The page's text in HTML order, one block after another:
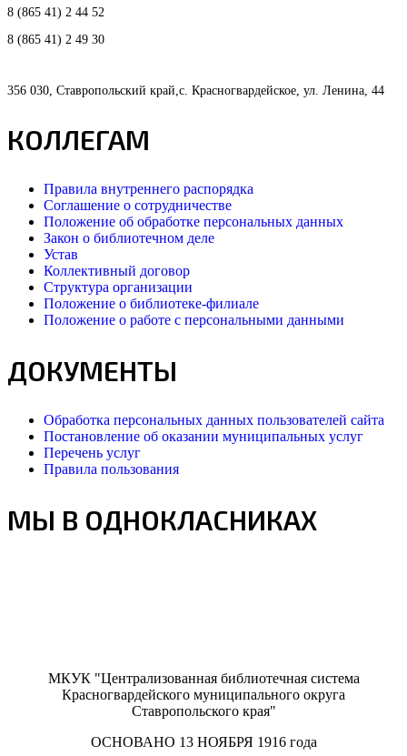
8 (865 41) 2 44 52
8 (865 41) 2 49 30
356 030, Ставропольский край,с. Красногвардейское, ул. Ленина, 44
КОЛЛЕГАМ
Правила внутреннего распорядка
Соглашение о сотрудничестве
Положение об обработке персональных данных
Закон о библиотечном деле
Устав
Коллективный договор
Структура организации
Положение о библиотеке-филиале
Положение о работе с персональными данными
ДОКУМЕНТЫ
Обработка персональных данных пользователей сайта
Постановление об оказании муниципальных услуг
Перечень услуг
Правила пользования
МЫ В ОДНОКЛАСНИКАХ
МКУК "Централизованная библиотечная система
Красногвардейского муниципального округа
Ставропольского края"
ОСНОВАНО 13 НОЯБРЯ 1916 года